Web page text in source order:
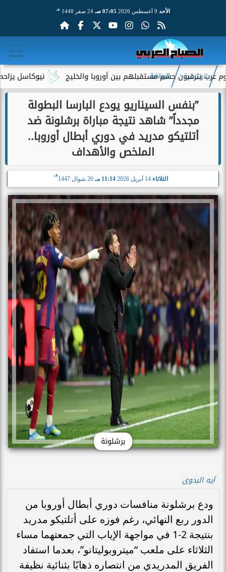
الأحد 07:05 صـ 24 صفر 1448 هـ
نيوكاسل يزاحم الرئيسية الرياضة
”بنفس السيناريو يودع البارسا البطولة
مجدداً” شاهد نتيجة مباراة برشلونة ضد
أتلتيكو مدريد في دوري أبطال أوروبا..
الملخص والأهداف
الثلاثاء 11:14 مـ 26 شوال 1447
هـ
برشلونة
آيه البدوى
ودع برشلونة منافسات دوري أبطال أوروبا من
الدور ربع النهائي، رغم فوزه على أتلتيكو مدريد
بنتيجة 2-1 في مواجهة الإياب التي جمعتهما مساء
الثلاثاء على ملعب “ميتروبوليتانو”، بعدما استفاد
الفريق المدريدي من انتصاره ذهابًا بثنائية نظيفة